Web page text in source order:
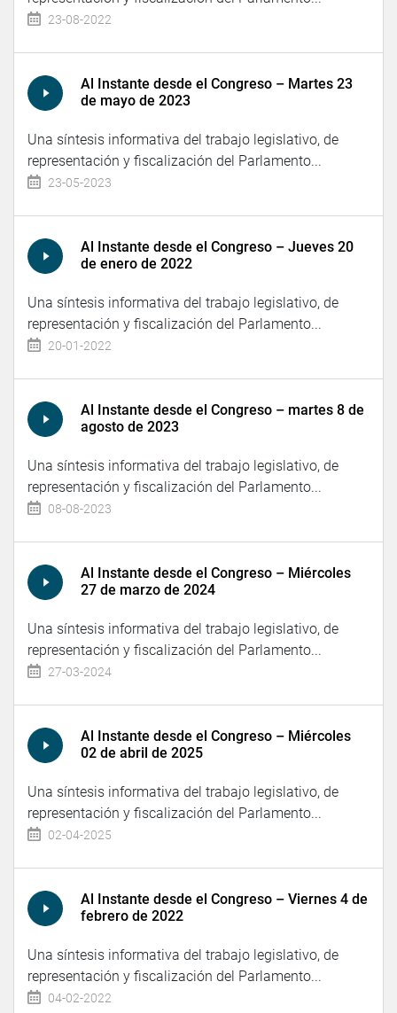
23-08-2022
Al Instante desde el Congreso – Martes 23
de mayo de 2023
Una síntesis informativa del trabajo legislativo, de
representación y fiscalización del Parlamento...
23-05-2023
Al Instante desde el Congreso – Jueves 20
de enero de 2022
Una síntesis informativa del trabajo legislativo, de
representación y fiscalización del Parlamento...
20-01-2022
Al Instante desde el Congreso – martes 8 de
agosto de 2023
Una síntesis informativa del trabajo legislativo, de
representación y fiscalización del Parlamento...
08-08-2023
Al Instante desde el Congreso – Miércoles
27 de marzo de 2024
Una síntesis informativa del trabajo legislativo, de
representación y fiscalización del Parlamento...
27-03-2024
Al Instante desde el Congreso – Miércoles
02 de abril de 2025
Una síntesis informativa del trabajo legislativo, de
representación y fiscalización del Parlamento...
02-04-2025
Al Instante desde el Congreso – Viernes 4 de
febrero de 2022
Una síntesis informativa del trabajo legislativo, de
representación y fiscalización del Parlamento...
04-02-2022